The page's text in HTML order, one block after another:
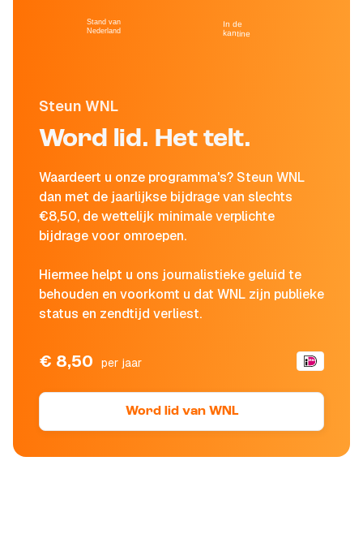
Steun WNL
Word lid. Het telt.
Waardeert u onze programma's? Steun WNL
dan met de jaarlijkse bijdrage van slechts
€8,50, de wettelijk minimale verplichte
bijdrage voor omroepen.
Hiermee helpt u ons journalistieke geluid te
behouden en voorkomt u dat WNL zijn publieke
status en zendtijd verliest.
€ 8,50 per jaar
Word lid van WNL
Stand van
Nederland
In de
kantine